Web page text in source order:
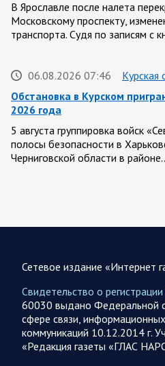
В Ярославле после налета
Московскому проспекту,
транспорта. Судя по записям с
06.08.2026 07:46
Курская
Обстановка в Курском
2026 года
5 августа группировка войск
полосы безопасности в
Черниговской области в
05.08.2026 21:28
Украина
Олег Царев об Украине к
Агентство Bloomberg
секретная встреча бывших
чиновников из России,
Германии, на которой…
Сетевое издание «Интернет
Свидетельство о регистрации
60030 выдано Федеральной
сфере связи,
коммуникаций 10.12.2014 г.
«Редакция газеты «ГЛАС